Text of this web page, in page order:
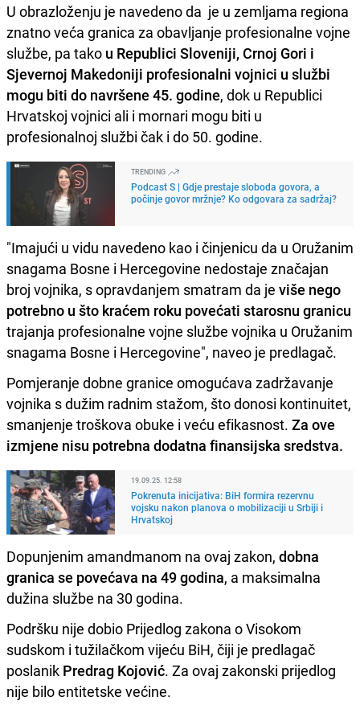
U obrazloženju je navedeno da je u zemljama regiona
znatno veća granica za obavljanje profesionalne vojne
službe, pa tako u Republici Sloveniji, Crnoj Gori i
Sjevernoj Makedoniji profesionalni vojnici u službi
mogu biti do navršene 45. godine, dok u Republici
Hrvatskoj vojnici ali i mornari mogu biti u
profesionalnoj službi čak i do 50. godine.
TRENDING
Podcast S | Gdje prestaje sloboda govora, a
počinje govor mržnje? Ko odgovara za sadržaj?
"Imajući u vidu navedeno kao i činjenicu da u Oružanim
snagama Bosne i Hercegovine nedostaje značajan
broj vojnika, s opravdanjem smatram da je više nego
potrebno u što kraćem roku povećati starosnu granicu
trajanja profesionalne vojne službe vojnika u Oružanim
snagama Bosne i Hercegovine", naveo je predlagač.
Pomjeranje dobne granice omogućava zadržavanje
vojnika s dužim radnim stažom, što donosi kontinuitet,
smanjenje troškova obuke i veću efikasnost. Za ove
izmjene nisu potrebna dodatna finansijska sredstva.
19.09.25. 12:58
Pokrenuta inicijativa: BiH formira rezervnu
vojsku nakon planova o mobilizaciji u Srbiji i
Hrvatskoj
Dopunjenim amandmanom na ovaj zakon, dobna
granica se povećava na 49 godina, a maksimalna
dužina službe na 30 godina.
Podršku nije dobio Prijedlog zakona o Visokom
sudskom i tužilačkom vijeću BiH, čiji je predlagač
poslanik Predrag Kojović. Za ovaj zakonski prijedlog
nije bilo entitetske većine.